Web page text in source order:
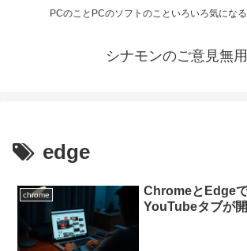
PCのことPCのソフトのこといろいろ気にな
シナモンのご意見無用
edge
chrome
ChromeとEdge
YouTubeタブが